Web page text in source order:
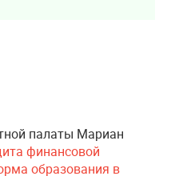
палаты Мариан
финансовой
образования в